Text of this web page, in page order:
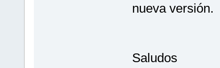
nueva versión.
Saludos